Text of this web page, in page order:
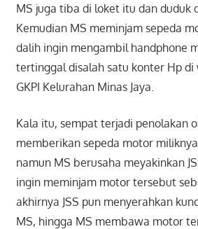
MS juga tiba di loket itu dan duduk
Kemudian MS meminjam sepeda
dalih ingin mengambil handphone
tertinggal disalah satu konter Hp di
GKPI Kelurahan Minas Jaya.
Kala itu, sempat terjadi penolakan
memberikan sepeda motor
namun MS berusaha meyakinkan
ingin meminjam motor tersebut
akhirnya JSS pun menyerahkan
MS, hingga MS membawa motor